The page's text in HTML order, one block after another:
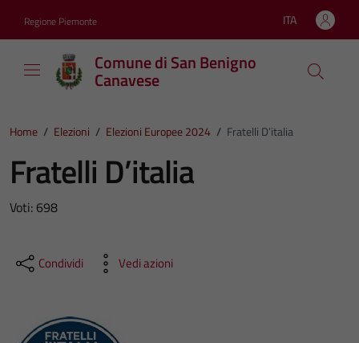
Regione Piemonte Lingua attiva:
ITA
Comune di San Benigno
Canavese
Home / Elezioni / Elezioni Europee 2024 / Fratelli D’italia
Fratelli D’italia
Voti: 698
Condividi Vedi azioni